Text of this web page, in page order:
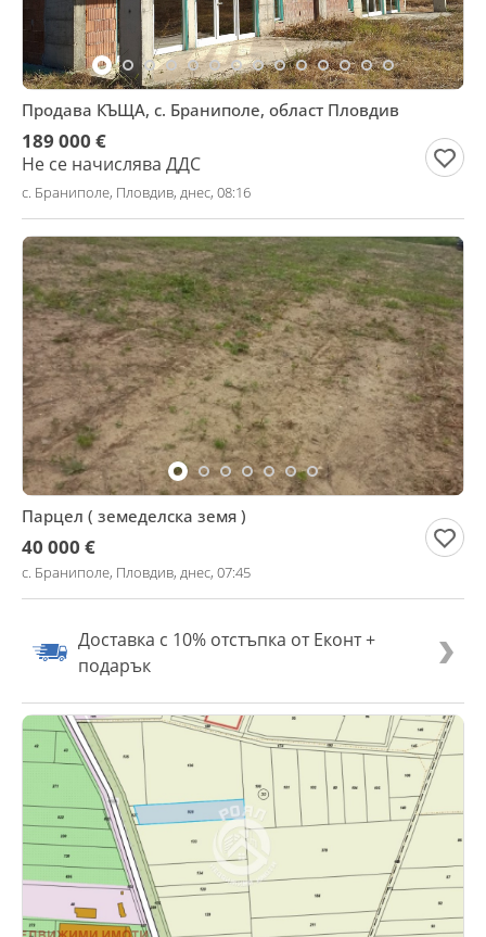
Продава КЪЩА, с. Браниполе, област Пловдив
189 000 €
Не се начислява ДДС
с. Браниполе, Пловдив, днес, 08:16
Парцел ( земеделска земя )
40 000 €
с. Браниполе, Пловдив, днес, 07:45
Доставка с 10% отстъпка от Еконт +
подарък